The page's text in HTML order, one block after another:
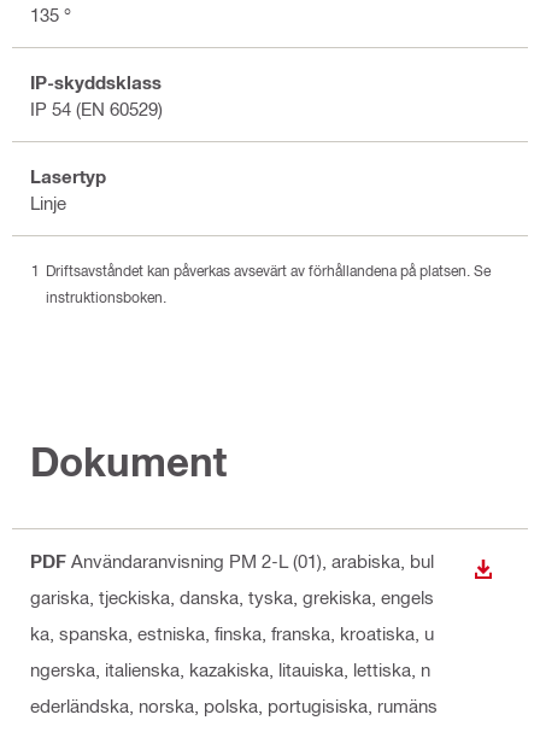
135 °
IP-skyddsklass
IP 54 (EN 60529)
Lasertyp
Linje
Driftsavståndet kan påverkas avsevärt av förhållandena på platsen. Se
instruktionsboken.
Dokument
PDF Användaranvisning PM 2-L (01) , arabiska, bul
gariska, tjeckiska, danska, tyska, grekiska, engels
ka, spanska, estniska, finska, franska, kroatiska, u
ngerska, italienska, kazakiska, litauiska, lettiska, n
ederländska, norska, polska, portugisiska, rumäns
LADDA